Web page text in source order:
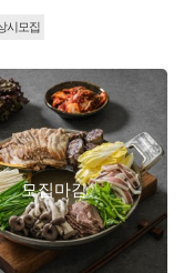
시모집
모집마감